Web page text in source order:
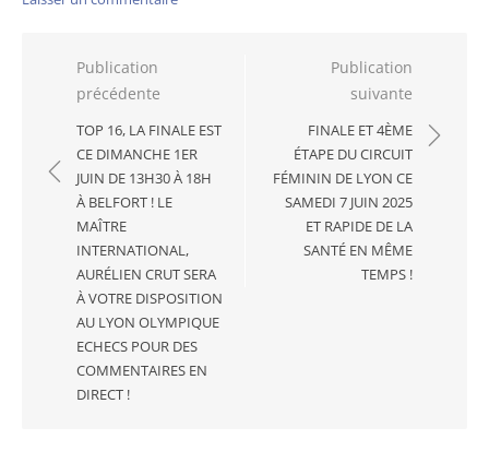
Navigation
l’article
Publication
précédente
TOP 16, LA FINALE EST
CE DIMANCHE 1ER
JUIN DE 13H30 À 18H
À BELFORT ! LE
MAÎTRE
INTERNATIONAL,
AURÉLIEN CRUT SERA
À VOTRE DISPOSITION
AU LYON OLYMPIQUE
ECHECS POUR DES
COMMENTAIRES EN
DIRECT !
Publication
suivante
FINALE ET 4ÈME
ÉTAPE DU CIRCUIT
FÉMININ DE LYON CE
SAMEDI 7 JUIN 2025
ET RAPIDE DE LA
SANTÉ EN MÊME
TEMPS !